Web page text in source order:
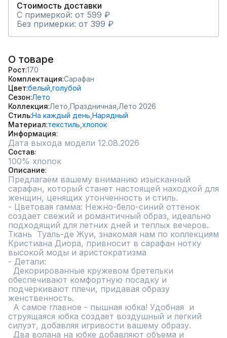
Стоимость доставки
С примеркой: от 599 ₽
Без примерки: от 399 ₽
О товаре
Рост 170
Комплектация Сарафан
Цвет белый, голубой
Сезон Лето
Коллекция Лето, Праздничная, Лето 2026
СтильНа каждый день, Нарядный
Материал текстиль, хлопок
Информация
Дата выхода модели 12.08.2026
Состав
100% хлопок
Описание
Предлагаем вашему вниманию изысканный
сарафан, который станет настоящей находкой для
женщин, ценящих утонченность и стиль.
- Цветовая гамма: Нежно-бело-синий оттенок
создает свежий и романтичный образ, идеально
подходящий для летних дней и теплых вечеров.
Ткань  Туаль-де Жуи, знакомая нам по коллекциям
Кристиана Диора, привносит в сарафан нотку
высокой моды и аристократизма
- Детали:
обеспечивают комфортную посадку и
подчеркивают плечи, придавая образу
женственность.
струящаяся юбка создает воздушный и легкий
силуэт, добавляя игривости вашему образу.